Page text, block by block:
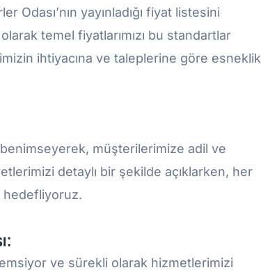
Odası’nın yayınladığı fiyat listesini
temel fiyatlarımızı bu standartlar
ihtiyacına ve taleplerine göre esneklik
müşterilerimize adil ve
detaylı bir şekilde açıklarken, her
hedefliyoruz.
ve sürekli olarak hizmetlerimizi